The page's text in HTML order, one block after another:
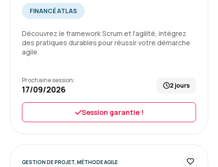
Quentin M.
Très bon accueil
Formation enrichissante
Formation : Devenir Responsable de Produit Agile
niveau II (certification ProductOwner PSPO II)
FINANCÉ ATLAS
Découvrez le framework Scrum et l'agilité, intégrez
des pratiques durables pour réussir votre démarche
agile.
Prochaine session:
17/09/2026 2 jours
Session garantie !
GESTION DE PROJET, MÉTHODE AGILE